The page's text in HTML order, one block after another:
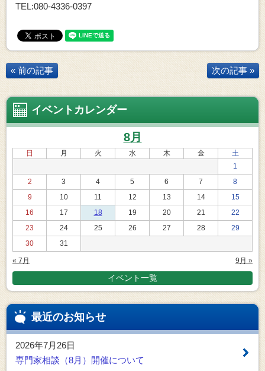
TEL:080-4336-0397
« 前の記事 次の記事 »
イベントカレンダー
8月
日 月 火 水 木 金
土
1
2
3 4 5 6 7
8
9
10 11 12 13 14
15
16
17 18 19 20 21
22
23
24 25 26 27 28
29
30
31
« 7月 9月 »
イベント一覧
最近のお知らせ
2026年7月26日
専門家相談（8月）開催について